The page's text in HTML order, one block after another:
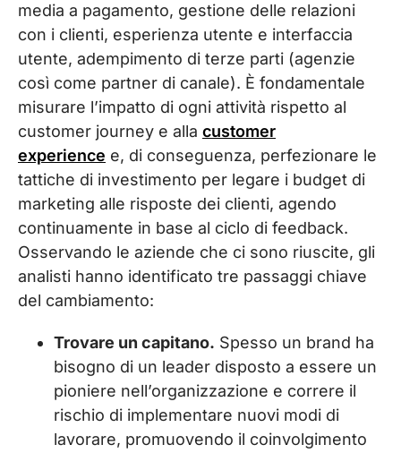
media a pagamento, gestione delle relazioni
con i clienti, esperienza utente e interfaccia
utente, adempimento di terze parti (agenzie
così come partner di canale). È fondamentale
misurare l’impatto di ogni attività rispetto al
customer journey e alla customer
experience e, di conseguenza, perfezionare le
tattiche di investimento per legare i budget di
marketing alle risposte dei clienti, agendo
continuamente in base al ciclo di feedback.
Osservando le aziende che ci sono riuscite, gli
analisti hanno identificato tre passaggi chiave
del cambiamento:
Trovare un capitano. Spesso un brand ha
bisogno di un leader disposto a essere un
pioniere nell’organizzazione e correre il
rischio di implementare nuovi modi di
lavorare, promuovendo il coinvolgimento